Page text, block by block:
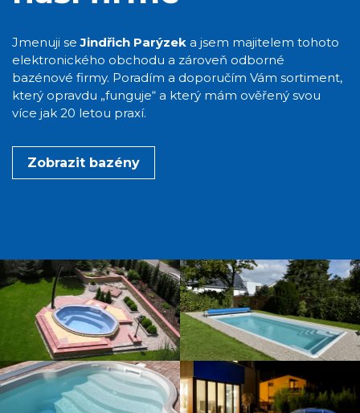
Jmenuji seJindřich Parýzek a jsem majitelem tohoto
elektronického obchodu a zároveň odborné
bazénové firmy. Poradím a doporučím Vám sortiment,
který opravdu „funguje“ a který mám ověřený svou
více jak 20 letou praxí.
Zobrazit bazény